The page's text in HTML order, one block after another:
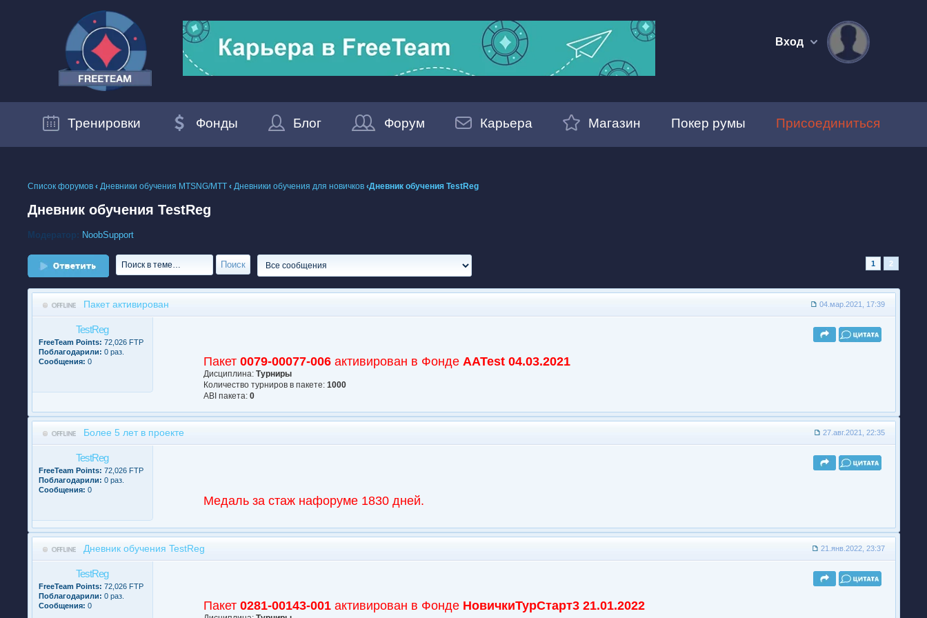
Вход
Тренировки Фонды Блог Форум Карьера Магазин Покер румы Присоединиться
Список форумов ‹ Дневники обучения MTSNG/МТТ ‹ Дневники обучения для новичков ‹Дневник обучения TestReg
Дневник обучения TestReg
Модератор: NoobSupport
Ответить 1 2
Пакет активирован 04.мар.2021, 17:39
TestReg
FreeTeam Points: 72,026 FTP
Поблагодарили: 0 раз.
Сообщения: 0 Пакет0079-00077-006 активирован в Фонде AATest 04.03.2021
Дисциплина:Турниры
Количество турниров в пакете:1000
АBI пакета:0
Более 5 лет в проекте 27.авг.2021, 22:35
TestReg
FreeTeam Points: 72,026 FTP
Поблагодарили: 0 раз.
Сообщения: 0
Медаль за стаж нафоруме 1830 дней.
Дневник обучения TestReg 21.янв.2022, 23:37
TestReg
FreeTeam Points: 72,026 FTP
Поблагодарили: 0 раз.
Сообщения: 0 Пакет0281-00143-001 активирован в Фонде НовичкиТурСтарт3 21.01.2022